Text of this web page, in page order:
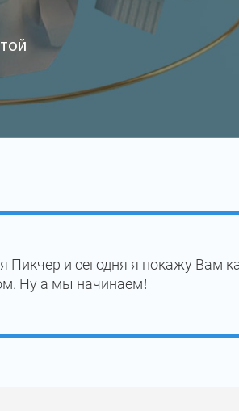
и сегодня я покажу Вам
Ну а мы начинаем!